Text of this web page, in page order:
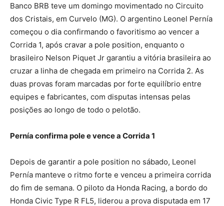
Banco BRB teve um domingo movimentado no Circuito
dos Cristais, em Curvelo (MG). O argentino Leonel Pernía
começou o dia confirmando o favoritismo ao vencer a
Corrida 1, após cravar a pole position, enquanto o
brasileiro Nelson Piquet Jr garantiu a vitória brasileira ao
cruzar a linha de chegada em primeiro na Corrida 2. As
duas provas foram marcadas por forte equilíbrio entre
equipes e fabricantes, com disputas intensas pelas
posições ao longo de todo o pelotão.
Pernía confirma pole e vence a Corrida 1
Depois de garantir a pole position no sábado, Leonel
Pernía manteve o ritmo forte e venceu a primeira corrida
do fim de semana. O piloto da Honda Racing, a bordo do
Honda Civic Type R FL5, liderou a prova disputada em 17